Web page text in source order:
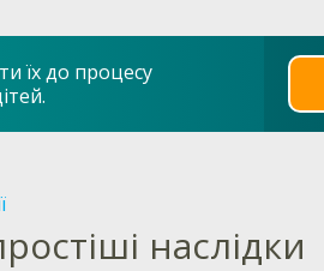
їх до процесу
наслідки